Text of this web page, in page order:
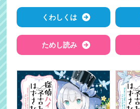
くわしくは
ためし読み